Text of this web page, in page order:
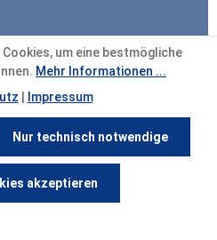
Vorkasse −2% Skonto
Mehrwertsteuer zzgl.
Nachnahmegebühren,
um eine bestmögliche
Mehr Informationen ...
Impressum
Nur technisch notwendige
akzeptieren